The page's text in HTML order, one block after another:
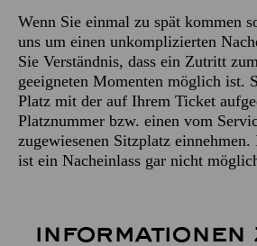
Wenn Sie einmal zu spät kommen
uns um einen unkomplizierten
Sie Verständnis, dass ein Zutritt
geeigneten Momenten möglich ist.
Platz mit der auf Ihrem Ticket
Platznummer bzw. einen vom
zugewiesenen Sitzplatz
ist ein Nacheinlass gar nicht
Informationen